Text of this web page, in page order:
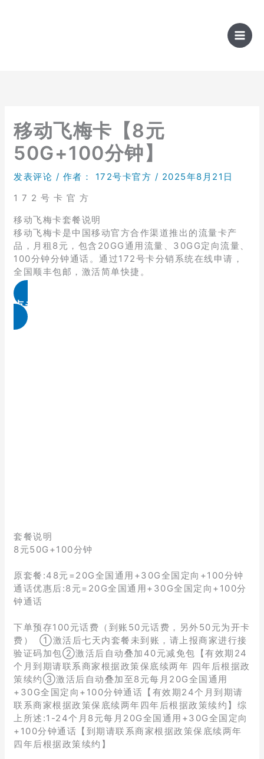
移动飞梅卡【8元
50G+100分钟】
发表评论 / 作者： 172号卡官方 / 2025年8月21日
1 7 2 号 卡 官 方
移动飞梅卡套餐说明
移动飞梅卡是中国移动官方合作渠道推出的流量卡产
品，月租8元，包含20GG通用流量、30GG定向流量、
100分钟分钟通话。通过172号卡分销系统在线申请，
全国顺丰包邮，激活简单快捷。
点击免费领取
套餐说明
8元50G+100分钟
原套餐:48元=20G全国通用+30G全国定向+100分钟
通话优惠后:8元=20G全国通用+30G全国定向+100分
钟通话
下单预存100元话费（到账50元话费，另外50元为开卡
费） ①激活后七天内套餐未到账，请上报商家进行接
验证码加包②激活后自动叠加40元减免包【有效期24
个月到期请联系商家根据政策保底续两年 四年后根据政
策续约③激活后自动叠加至8元每月20G全国通用
+30G全国定向+100分钟通话【有效期24个月到期请
联系商家根据政策保底续两年四年后根据政策续约】综
上所述:1-24个月8元每月20G全国通用+30G全国定向
+100分钟通话【到期请联系商家根据政策保底续两年
四年后根据政策续约】